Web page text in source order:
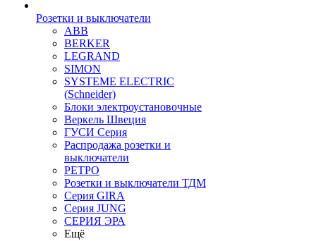
Розетки и выключатели
ABB
BERKER
LEGRAND
SIMON
SYSTEME ELECTRIC
(Schneider)
Блоки электроустановочные
Веркель Швеция
ГУСИ Серия
Распродажа розетки и
выключатели
РЕТРО
Розетки и выключатели ТДМ
Серия GIRA
Серия JUNG
СЕРИЯ ЭРА
Ещё